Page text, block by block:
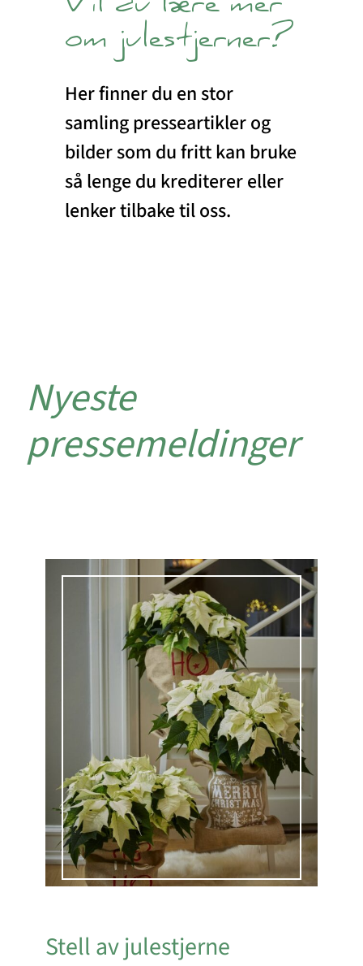
Vil du lære mer
om julestjerner?
Her finner du en stor
samling presseartikler og
bilder som du fritt kan bruke
så lenge du krediterer eller
lenker tilbake til oss.
Nyeste
pressemeldinger
Stell av julestjerne